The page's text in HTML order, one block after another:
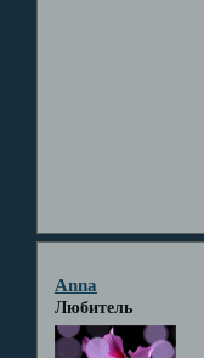
Anna
Любитель